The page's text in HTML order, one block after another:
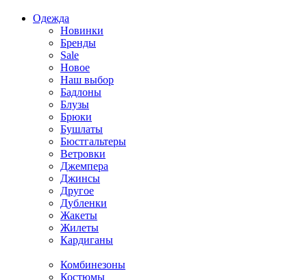
Одежда
Новинки
Бренды
Sale
Новое
Наш выбор
Бадлоны
Блузы
Брюки
Бушлаты
Бюстгальтеры
Ветровки
Джемпера
Джинсы
Другое
Дубленки
Жакеты
Жилеты
Кардиганы
Комбинезоны
Костюмы